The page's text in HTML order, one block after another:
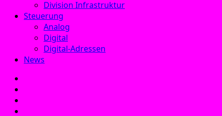
Division Infrastruktur
Steuerung
Analog
Digital
Digital-Adressen
News